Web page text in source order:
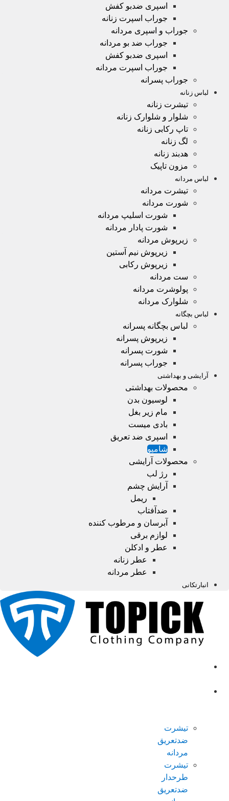
اسپری ضدبو کفش
جوراب اسپرت زنانه
جوراب و اسپری مردانه
جوراب ضد بو مردانه
اسپری ضدبو کفش
جوراب اسپرت مردانه
جوراب پسرانه
لباس زنانه
تیشرت زنانه
شلوار و شلوارک زنانه
تاپ رکابی زنانه
لگ زنانه
هدبند زنانه
مزون تاپیک
لباس مردانه
تیشرت مردانه
شورت مردانه
شورت اسلیپ مردانه
شورت پادار مردانه
زیرپوش مردانه
زیرپوش نیم آستین
زیرپوش رکابی
ست مردانه
پولوشرت مردانه
شلوارک مردانه
لباس بچگانه
لباس بچگانه پسرانه
زیرپوش پسرانه
شورت پسرانه
جوراب پسرانه
آرایشی و بهداشتی
محصولات بهداشتی
لوسیون بدن
مام زیر بغل
بادی میست
اسپری ضد تعریق
شامپو
محصولات آرایشی
رژ لب
آرایش چشم
ریمل
ضدآفتاب
آبرسان و مرطوب کننده
لوازم برقی
عطر و ادکلن
عطر زنانه
عطر مردانه
انبارتکانی
تیشرت
ضدتعریق
مردانه
تیشرت
طرحدار
ضدتعریق